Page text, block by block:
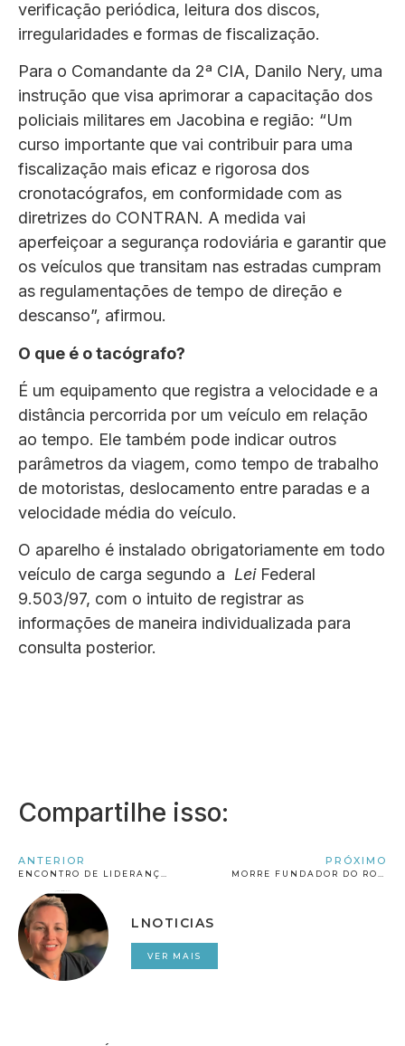
verificação periódica, leitura dos discos,
irregularidades e formas de fiscalização.
Para o Comandante da 2ª CIA, Danilo Nery, uma
instrução que visa aprimorar a capacitação dos
policiais militares em Jacobina e região: “Um
curso importante que vai contribuir para uma
fiscalização mais eficaz e rigorosa dos
cronotacógrafos, em conformidade com as
diretrizes do CONTRAN. A medida vai
aperfeiçoar a segurança rodoviária e garantir que
os veículos que transitam nas estradas cumpram
as regulamentações de tempo de direção e
descanso”, afirmou.
O que é o tacógrafo?
É um equipamento que registra a velocidade e a
distância percorrida por um veículo em relação
ao tempo. Ele também pode indicar outros
parâmetros da viagem, como tempo de trabalho
de motoristas, deslocamento entre paradas e a
velocidade média do veículo.
O aparelho é instalado obrigatoriamente em todo
veículo de carga segundo a LeiFederal
9.503/97, com o intuito de registrar as
informações de maneira individualizada para
consulta posterior.
Compartilhe isso:
ANTERIOR
ENCONTRO DE LIDERANÇAS INSPIRADORAS SERÁ REALIZADO EM JACOBINA NESTA QUARTA-FEIRA (27)
PRÓXIMO
MORRE FUNDADOR DO ROTARY CLUB DE JACOBINA
LNOTICIAS
VER MAIS